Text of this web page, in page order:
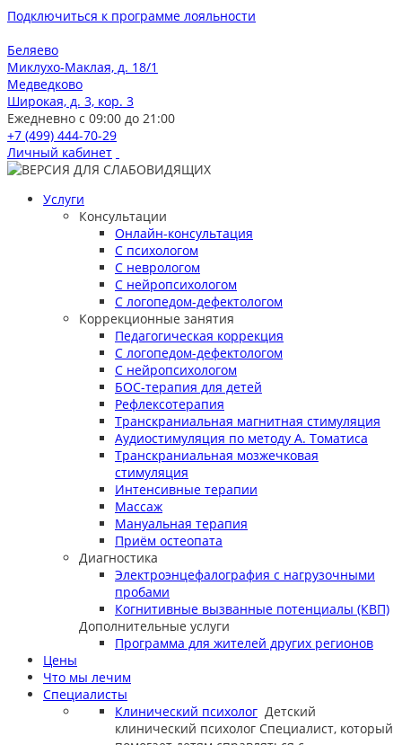
Подключиться к программе лояльности
Беляево
Миклухо-Маклая, д. 18/1
Медведково
Широкая, д. 3, кор. 3
Ежедневно с 09:00 до 21:00
+7 (499) 444-70-29
Личный кабинет
Услуги
Консультации
Онлайн-консультация
С психологом
С неврологом
С нейропсихологом
С логопедом-дефектологом
Коррекционные занятия
Педагогическая коррекция
С логопедом-дефектологом
С нейропсихологом
БОС-терапия для детей
Рефлексотерапия
Транскраниальная магнитная стимуляция
Аудиостимуляция по методу А. Томатиса
Транскраниальная мозжечковая
стимуляция
Интенсивные терапии
Массаж
Мануальная терапия
Приём остеопата
Диагностика
Электроэнцефалография с нагрузочными
пробами
Когнитивные вызванные потенциалы (КВП)
Дополнительные услуги
Программа для жителей других регионов
Цены
Что мы лечим
Специалисты
Клинический психолог Детский
клинический психолог Специалист, который